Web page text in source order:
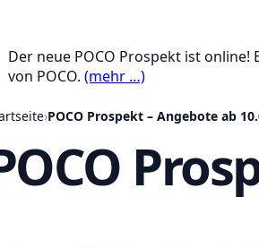
Der neue POCO Prospekt ist
von POCO. (mehr …)
›POCO Prospekt – Angebote ab